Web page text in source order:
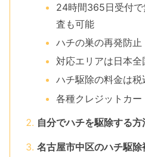
24時間365日受付
査も可能
ハチの巣の再発防止
対応エリアは日本全
ハチ駆除の料金は
各種クレジットカ
自分でハチを駆除する方
名古屋市中区のハチ駆